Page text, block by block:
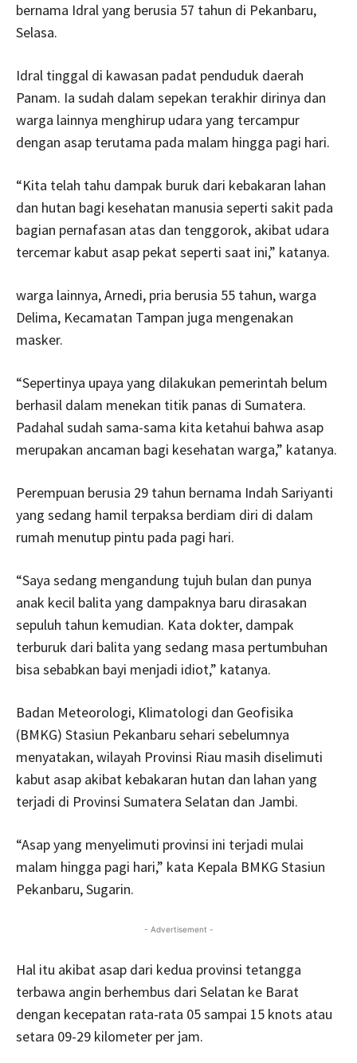
bernama Idral yang berusia 57 tahun di Pekanbaru,
Selasa.
Idral tinggal di kawasan padat penduduk daerah
Panam. Ia sudah dalam sepekan terakhir dirinya dan
warga lainnya menghirup udara yang tercampur
dengan asap terutama pada malam hingga pagi hari.
“Kita telah tahu dampak buruk dari kebakaran lahan
dan hutan bagi kesehatan manusia seperti sakit pada
bagian pernafasan atas dan tenggorok, akibat udara
tercemar kabut asap pekat seperti saat ini,” katanya.
warga lainnya, Arnedi, pria berusia 55 tahun, warga
Delima, Kecamatan Tampan juga mengenakan
masker.
“Sepertinya upaya yang dilakukan pemerintah belum
berhasil dalam menekan titik panas di Sumatera.
Padahal sudah sama-sama kita ketahui bahwa asap
merupakan ancaman bagi kesehatan warga,” katanya.
Perempuan berusia 29 tahun bernama Indah Sariyanti
yang sedang hamil terpaksa berdiam diri di dalam
rumah menutup pintu pada pagi hari.
“Saya sedang mengandung tujuh bulan dan punya
anak kecil balita yang dampaknya baru dirasakan
sepuluh tahun kemudian. Kata dokter, dampak
terburuk dari balita yang sedang masa pertumbuhan
bisa sebabkan bayi menjadi idiot,” katanya.
Badan Meteorologi, Klimatologi dan Geofisika
(BMKG) Stasiun Pekanbaru sehari sebelumnya
menyatakan, wilayah Provinsi Riau masih diselimuti
kabut asap akibat kebakaran hutan dan lahan yang
terjadi di Provinsi Sumatera Selatan dan Jambi.
“Asap yang menyelimuti provinsi ini terjadi mulai
malam hingga pagi hari,” kata Kepala BMKG Stasiun
Pekanbaru, Sugarin.
- Advertisement -
Hal itu akibat asap dari kedua provinsi tetangga
terbawa angin berhembus dari Selatan ke Barat
dengan kecepatan rata-rata 05 sampai 15 knots atau
setara 09-29 kilometer per jam.